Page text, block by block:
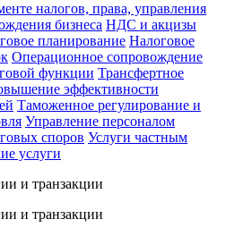
налогов, права, управления
бизнеса НДС и акцизы
планирование Налоговое
Операционное сопровождение
функции Трансфертное
эффективности
Таможенное регулирование и
Управление персоналом
споров Услуги частным
услуги
и транзакции
и транзакции